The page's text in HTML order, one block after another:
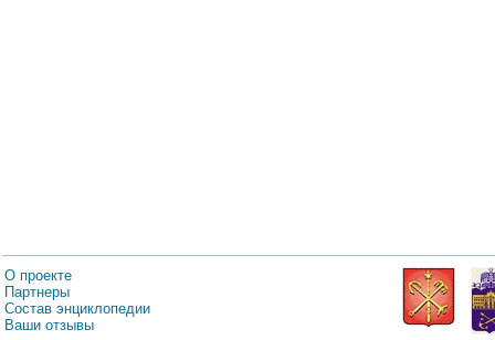
О проекте
Партнеры
Состав энциклопедии
Ваши отзывы